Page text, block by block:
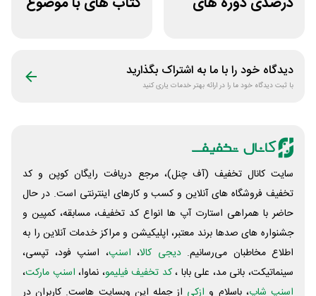
دیدگاه خود را با ما به اشتراک بگذارید
با ثبت دیدگاه خود ما را در ارائه بهتر خدمات یاری کنید
سایت کانال تخفیف (آف چنل)، مرجع دریافت رایگان کوپن و کد
تخفیف فروشگاه های آنلاین و کسب و‌ کارهای اینترنتی است. در حال
حاضر با همراهی استارت آپ ها انواع کد تخفیف، مسابقه، کمپین و
جشنواره های صدها برند معتبر، اپلیکیشن و مراکز خدمات آنلاین را به
اطلاع مخاطبان می‌رسانیم. دیجی کالا، اسنپ، اسنپ فود، تپسی،
سینماتیکت، بانی مد، علی‌ بابا ،کد تخفیف فیلیمو، نماوا، اسنپ مارکت،
اسنپ شاپ، باسلام و ازکی از جمله این وبسایت ‌هاست. کاربران در